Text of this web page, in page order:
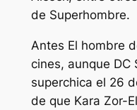
de Superhombre.
Antes El hombre
cines, aunque DC
superchica el 26
de que Kara Zor-